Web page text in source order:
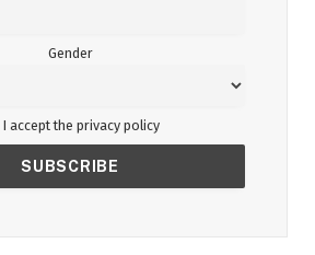
Gender
I accept the privacy policy